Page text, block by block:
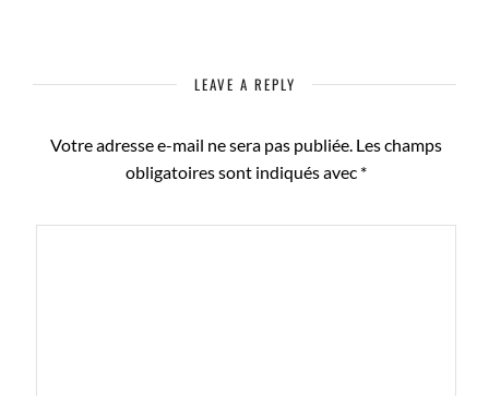
LEAVE A REPLY
Votre adresse e-mail ne sera pas publiée.Les champs
obligatoires sont indiqués avec *